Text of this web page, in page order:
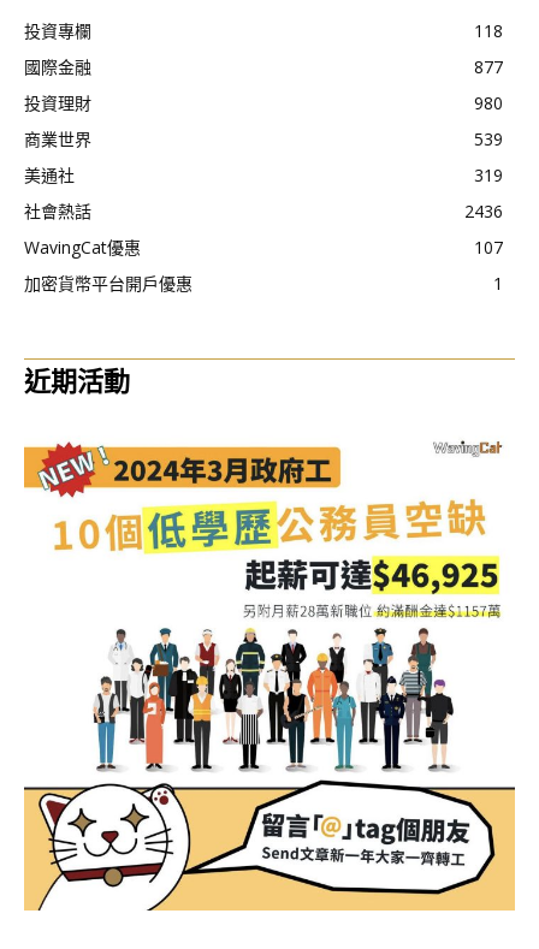
投資專欄
118
國際金融
877
投資理財
980
商業世界
539
美通社
319
社會熱話
2436
WavingCat優惠
107
加密貨幣平台開戶優惠
1
近期活動